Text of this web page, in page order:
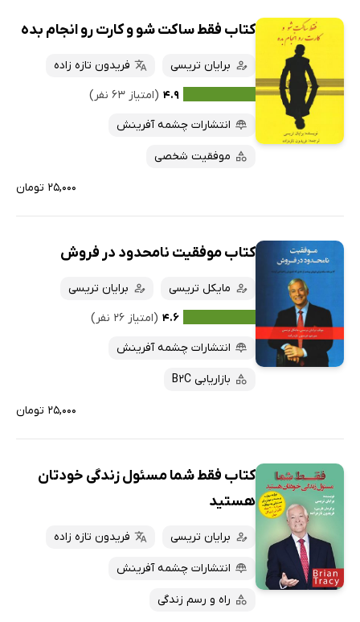
کتاب فقط ساکت شو و کارت رو انجام بده
برایان تریسی
فریدون تازه زاده
۴.۹ (امتیاز ۶۳ نفر)
انتشارات چشمه آفرینش
موفقیت شخصی
۲۵,۰۰۰ تومان
کتاب موفقیت نامحدود در فروش
مایکل تریسی
برایان تریسی
۴.۶ (امتیاز ۲۶ نفر)
انتشارات چشمه آفرینش
بازاریابی B2C
۲۵,۰۰۰ تومان
کتاب فقط شما مسئول زندگی خودتان
هستید
برایان تریسی فریدون تازه زاده
انتشارات چشمه آفرینش
راه و رسم زندگی